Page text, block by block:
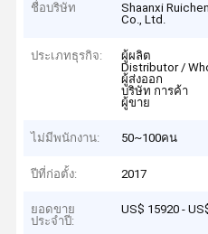
ชื่อบริษัท
Shaanxi
Co., Ltd.
ประเภทธุรกิจ:
ผู้ผลิต
Distributor /
ผู้ส่งออก
บริษัท การค้า
ผู้ขาย
ไม่มีพนักงาน: 50~100คน
ปีที่ก่อตั้ง: 2017
ยอดขาย
ประจำปี:
US$ 15920 -